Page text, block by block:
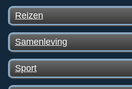
Reizen
Samenleving
Sport